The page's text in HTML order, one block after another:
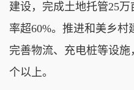
建设，完成土地托管25
率超60%。推进和美乡村
完善物流、充电桩等设
个以上。